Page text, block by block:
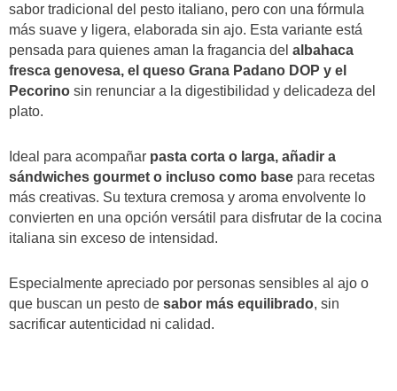
sabor tradicional del pesto italiano, pero con una fórmula
más suave y ligera, elaborada sin ajo. Esta variante está
pensada para quienes aman la fragancia del albahaca
fresca genovesa, el queso Grana Padano DOP y el
Pecorino sin renunciar a la digestibilidad y delicadeza del
plato.
Ideal para acompañar pasta corta o larga, añadir a
sándwiches gourmet o incluso como base para recetas
más creativas. Su textura cremosa y aroma envolvente lo
convierten en una opción versátil para disfrutar de la cocina
italiana sin exceso de intensidad.
Especialmente apreciado por personas sensibles al ajo o
que buscan un pesto de sabor más equilibrado, sin
sacrificar autenticidad ni calidad.